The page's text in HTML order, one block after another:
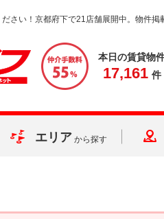
さい！京都府下で21店舗展開中。物件掲
本日の賃貸物
17,161 件
エリア から探す